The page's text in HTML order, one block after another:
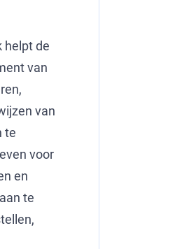
helpt de
van
van
te
voor
en
te